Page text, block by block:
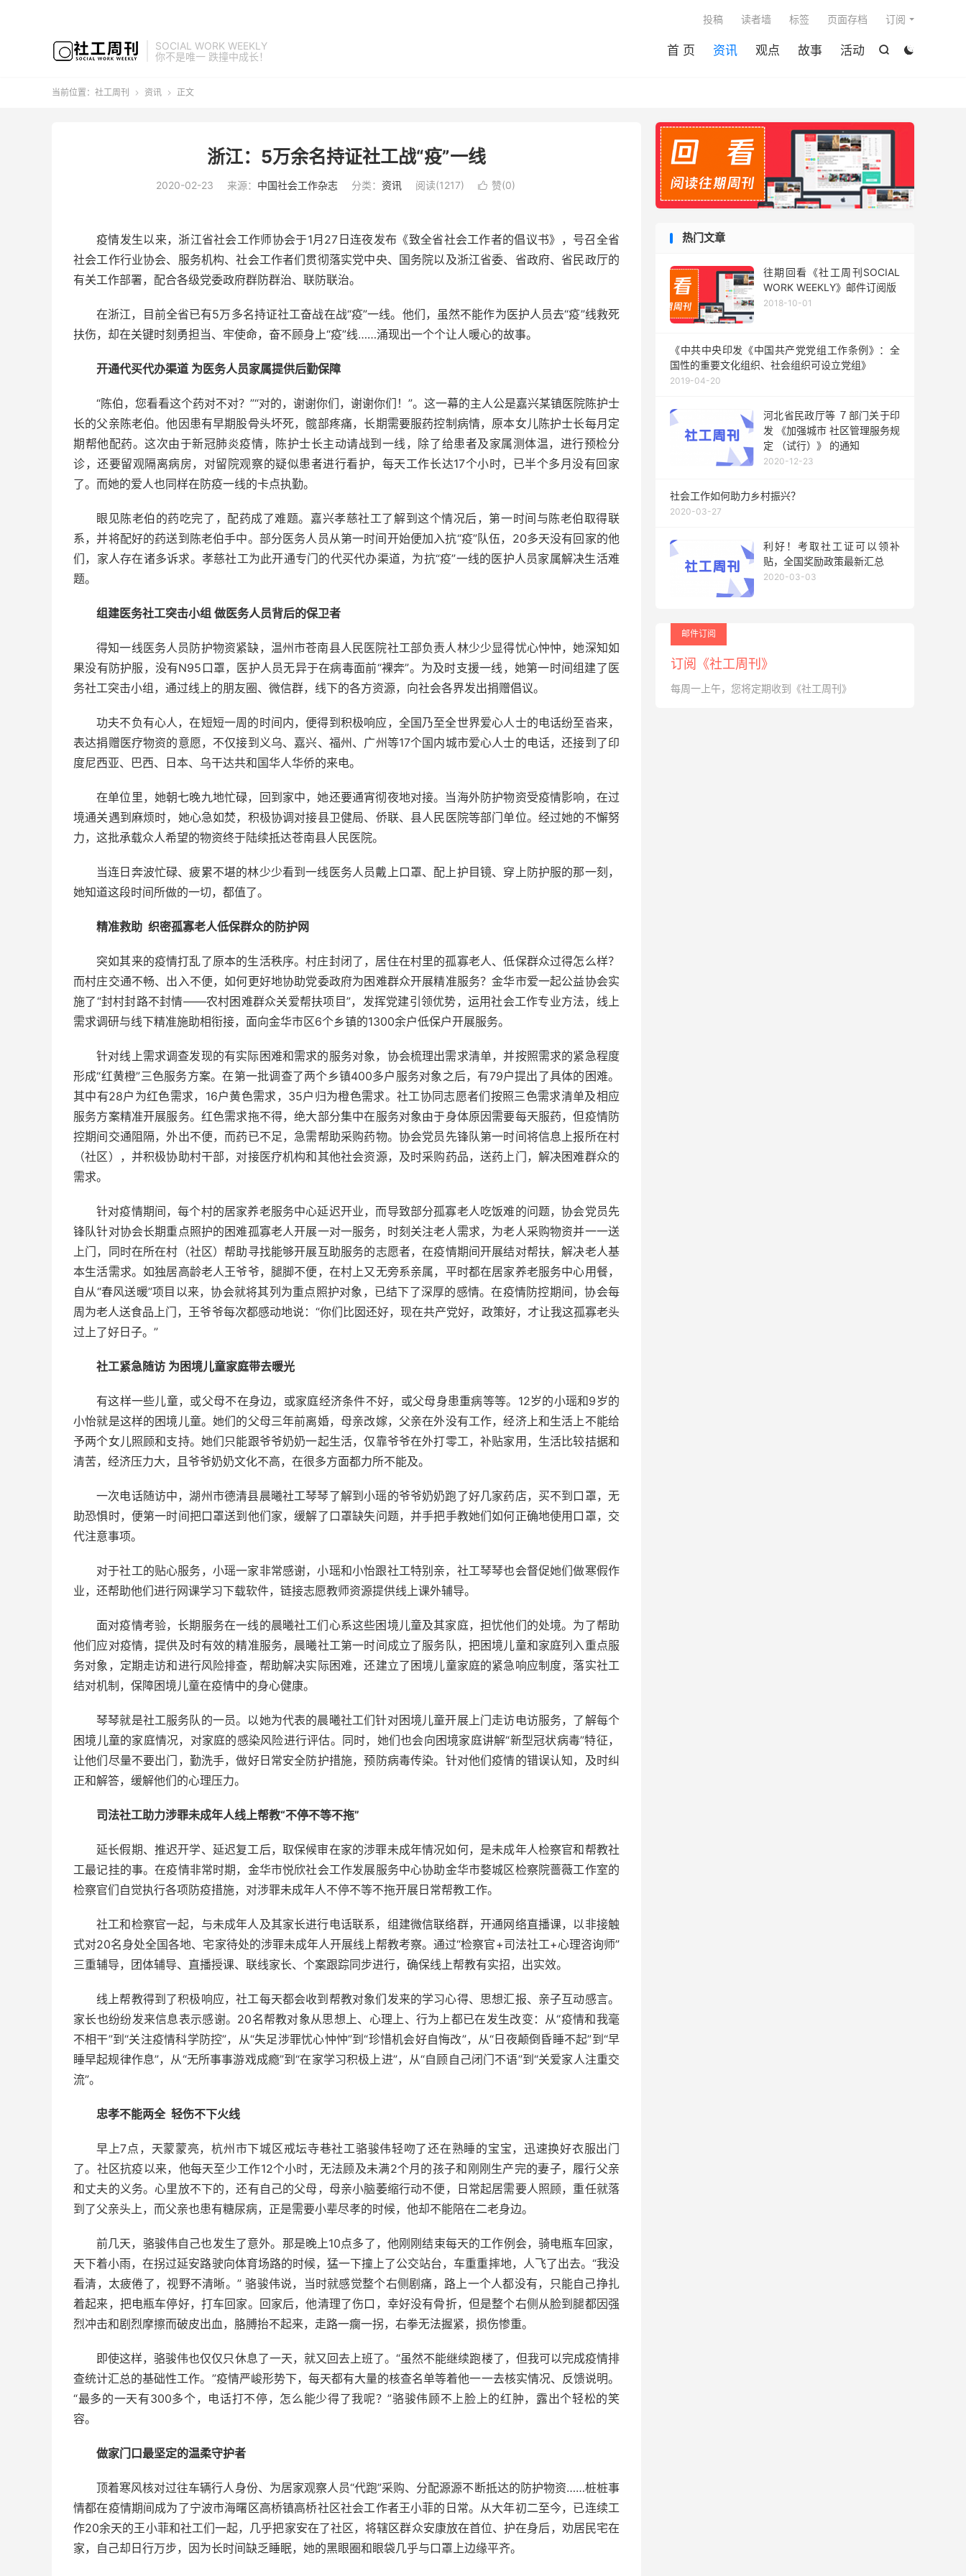
SOCIAL WORK WEEKLY
你不是唯一 跌撞中成长！


首 页 资讯 观点 故事 活动
投稿 读者墙 标签 页面存档 订阅
当前位置： 社工周刊  资讯  正文
浙江：5万余名持证社工战“疫”一线
2020-02-23 来源： 中国社会工作杂志 分类： 资讯 阅读(1217)  赞(0)
疫情发生以来，浙江省社会工作师协会于1月27日连夜发布《致全省社会工作者的倡议书》，号召全省
社会工作行业协会、服务机构、社会工作者们贯彻落实党中央、国务院以及浙江省委、省政府、省民政厅的
有关工作部署，配合各级党委政府群防群治、联防联治。
在浙江，目前全省已有5万多名持证社工奋战在战“疫”一线。他们，虽然不能作为医护人员去“疫”线救死
扶伤，却在关键时刻勇担当、牢使命，奋不顾身上“疫”线……涌现出一个个让人暖心的故事。
开通代买代办渠道 为医务人员家属提供后勤保障
“陈伯，您看看这个药对不对？”“对的，谢谢你们，谢谢你们！”。这一幕的主人公是嘉兴某镇医院陈护士
长的父亲陈老伯。他因患有早期股骨头坏死，髋部疼痛，长期需要服药控制病情，原本女儿陈护士长每月定
期帮他配药。这次由于新冠肺炎疫情，陈护士长主动请战到一线，除了给患者及家属测体温，进行预检分
诊，还要留观隔离病房，对留院观察的疑似患者进行看护，每天工作长达17个小时，已半个多月没有回家
了。而她的爱人也同样在防疫一线的卡点执勤。
眼见陈老伯的药吃完了，配药成了难题。嘉兴孝慈社工了解到这个情况后，第一时间与陈老伯取得联
系，并将配好的药送到陈老伯手中。部分医务人员从第一时间开始便加入抗“疫”队伍，20多天没有回家的他
们，家人存在诸多诉求。孝慈社工为此开通专门的代买代办渠道，为抗“疫”一线的医护人员家属解决生活难
题。
组建医务社工突击小组 做医务人员背后的保卫者
得知一线医务人员防护物资紧缺，温州市苍南县人民医院社工部负责人林少少显得忧心忡忡，她深知如
果没有防护服，没有N95口罩，医护人员无异于在病毒面前“裸奔”。为及时支援一线，她第一时间组建了医
务社工突击小组，通过线上的朋友圈、微信群，线下的各方资源，向社会各界发出捐赠倡议。
功夫不负有心人，在短短一周的时间内，便得到积极响应，全国乃至全世界爱心人士的电话纷至沓来，
表达捐赠医疗物资的意愿，不仅接到义乌、嘉兴、福州、广州等17个国内城市爱心人士的电话，还接到了印
度尼西亚、巴西、日本、乌干达共和国华人华侨的来电。
在单位里，她朝七晚九地忙碌，回到家中，她还要通宵彻夜地对接。当海外防护物资受疫情影响，在过
境通关遇到麻烦时，她心急如焚，积极协调对接县卫健局、侨联、县人民医院等部门单位。经过她的不懈努
力，这批承载众人希望的物资终于陆续抵达苍南县人民医院。
当连日奔波忙碌、疲累不堪的林少少看到一线医务人员戴上口罩、配上护目镜、穿上防护服的那一刻，
她知道这段时间所做的一切，都值了。
精准救助 织密孤寡老人低保群众的防护网
突如其来的疫情打乱了原本的生活秩序。村庄封闭了，居住在村里的孤寡老人、低保群众过得怎么样？
而村庄交通不畅、出入不便，如何更好地协助党委政府为困难群众开展精准服务？金华市爱一起公益协会实
施了“封村封路不封情——农村困难群众关爱帮扶项目”，发挥党建引领优势，运用社会工作专业方法，线上
需求调研与线下精准施助相衔接，面向金华市区6个乡镇的1300余户低保户开展服务。
针对线上需求调查发现的有实际困难和需求的服务对象，协会梳理出需求清单，并按照需求的紧急程度
形成“红黄橙”三色服务方案。在第一批调查了两个乡镇400多户服务对象之后，有79户提出了具体的困难。
其中有28户为红色需求，16户黄色需求，35户归为橙色需求。社工协同志愿者们按照三色需求清单及相应
服务方案精准开展服务。红色需求拖不得，绝大部分集中在服务对象由于身体原因需要每天服药，但疫情防
控期间交通阻隔，外出不便，而药已不足，急需帮助采购药物。协会党员先锋队第一时间将信息上报所在村
（社区），并积极协助村干部，对接医疗机构和其他社会资源，及时采购药品，送药上门，解决困难群众的
需求。
针对疫情期间，每个村的居家养老服务中心延迟开业，而导致部分孤寡老人吃饭难的问题，协会党员先
锋队针对协会长期重点照护的困难孤寡老人开展一对一服务，时刻关注老人需求，为老人采购物资并一一送
上门，同时在所在村（社区）帮助寻找能够开展互助服务的志愿者，在疫情期间开展结对帮扶，解决老人基
本生活需求。如独居高龄老人王爷爷，腿脚不便，在村上又无旁系亲属，平时都在居家养老服务中心用餐，
自从“春风送暖”项目以来，协会就将其列为重点照护对象，已结下了深厚的感情。在疫情防控期间，协会每
周为老人送食品上门，王爷爷每次都感动地说：“你们比囡还好，现在共产党好，政策好，才让我这孤寡老头
过上了好日子。”
社工紧急随访 为困境儿童家庭带去暖光
有这样一些儿童，或父母不在身边，或家庭经济条件不好，或父母身患重病等等。12岁的小瑶和9岁的
小怡就是这样的困境儿童。她们的父母三年前离婚，母亲改嫁，父亲在外没有工作，经济上和生活上不能给
予两个女儿照顾和支持。她们只能跟爷爷奶奶一起生活，仅靠爷爷在外打零工，补贴家用，生活比较拮据和
清苦，经济压力大，且爷爷奶奶文化不高，在很多方面都力所不能及。
一次电话随访中，湖州市德清县晨曦社工琴琴了解到小瑶的爷爷奶奶跑了好几家药店，买不到口罩，无
助恐惧时，便第一时间把口罩送到他们家，缓解了口罩缺失问题，并手把手教她们如何正确地使用口罩，交
代注意事项。
对于社工的贴心服务，小瑶一家非常感谢，小瑶和小怡跟社工特别亲，社工琴琴也会督促她们做寒假作
业，还帮助他们进行网课学习下载软件，链接志愿教师资源提供线上课外辅导。
面对疫情考验，长期服务在一线的晨曦社工们心系这些困境儿童及其家庭，担忧他们的处境。为了帮助
他们应对疫情，提供及时有效的精准服务，晨曦社工第一时间成立了服务队，把困境儿童和家庭列入重点服
务对象，定期走访和进行风险排查，帮助解决实际困难，还建立了困境儿童家庭的紧急响应制度，落实社工
结对机制，保障困境儿童在疫情中的身心健康。
琴琴就是社工服务队的一员。以她为代表的晨曦社工们针对困境儿童开展上门走访电访服务，了解每个
困境儿童的家庭情况，对家庭的感染风险进行评估。同时，她们也会向困境家庭讲解“新型冠状病毒”特征，
让他们尽量不要出门，勤洗手，做好日常安全防护措施，预防病毒传染。针对他们疫情的错误认知，及时纠
正和解答，缓解他们的心理压力。
司法社工助力涉罪未成年人线上帮教“不停不等不拖”
延长假期、推迟开学、延迟复工后，取保候审在家的涉罪未成年情况如何，是未成年人检察官和帮教社
工最记挂的事。在疫情非常时期，金华市悦欣社会工作发展服务中心协助金华市婺城区检察院蔷薇工作室的
检察官们自觉执行各项防疫措施，对涉罪未成年人不停不等不拖开展日常帮教工作。
社工和检察官一起，与未成年人及其家长进行电话联系，组建微信联络群，开通网络直播课，以非接触
式对20名身处全国各地、宅家待处的涉罪未成年人开展线上帮教考察。通过“检察官+司法社工+心理咨询师”
三重辅导，团体辅导、直播授课、联线家长、个案跟踪同步进行，确保线上帮教有实招，出实效。
线上帮教得到了积极响应，社工每天都会收到帮教对象们发来的学习心得、思想汇报、亲子互动感言。
家长也纷纷发来信息表示感谢。20名帮教对象从思想上、心理上、行为上都已在发生改变：从“疫情和我毫
不相干”到“关注疫情科学防控”，从“失足涉罪忧心忡忡”到“珍惜机会好自悔改”，从“日夜颠倒昏睡不起”到“早
睡早起规律作息”，从“无所事事游戏成瘾”到“在家学习积极上进”，从“自顾自己闭门不语”到“关爱家人注重交
流”。
忠孝不能两全 轻伤不下火线
早上7点，天蒙蒙亮，杭州市下城区戒坛寺巷社工骆骏伟轻吻了还在熟睡的宝宝，迅速换好衣服出门
了。社区抗疫以来，他每天至少工作12个小时，无法顾及未满2个月的孩子和刚刚生产完的妻子，履行父亲
和丈夫的义务。心里放不下的，还有自己的父母，母亲小脑萎缩行动不便，日常起居需要人照顾，重任就落
到了父亲头上，而父亲也患有糖尿病，正是需要小辈尽孝的时候，他却不能陪在二老身边。
前几天，骆骏伟自己也发生了意外。那是晚上10点多了，他刚刚结束每天的工作例会，骑电瓶车回家，
天下着小雨，在拐过延安路驶向体育场路的时候，猛一下撞上了公交站台，车重重摔地，人飞了出去。“我没
看清，太疲倦了，视野不清晰。” 骆骏伟说，当时就感觉整个右侧剧痛，路上一个人都没有，只能自己挣扎
着起来，把电瓶车停好，打车回家。回家后，他清理了伤口，幸好没有骨折，但是整个右侧从脸到腿都因强
烈冲击和剧烈摩擦而破皮出血，胳膊抬不起来，走路一瘸一拐，右拳无法握紧，损伤惨重。
即使这样，骆骏伟也仅仅只休息了一天，就又回去上班了。“虽然不能继续跑楼了，但我可以完成疫情排
查统计汇总的基础性工作。”疫情严峻形势下，每天都有大量的核查名单等着他一一去核实情况、反馈说明。
“最多的一天有300多个，电话打不停，怎么能少得了我呢？”骆骏伟顾不上脸上的红肿，露出个轻松的笑
容。
做家门口最坚定的温柔守护者
顶着寒风核对过往车辆行人身份、为居家观察人员“代跑”采购、分配源源不断抵达的防护物资……桩桩事
情都在疫情期间成为了宁波市海曙区高桥镇高桥社区社会工作者王小菲的日常。从大年初二至今，已连续工
作20余天的王小菲和社工们一起，几乎把家安在了社区，将辖区群众安康放在首位、护在身后，劝居民宅在
家，自己却日行万步，因为长时间缺乏睡眠，她的黑眼圈和眼袋几乎与口罩上边缘平齐。
热门文章
往期回看《社工周刊SOCIAL
WORK WEEKLY》邮件订阅版
2018-10-01
《中共中央印发《中国共产党党组工作条例》：全
国性的重要文化组织、社会组织可设立党组》
2019-04-20
河北省民政厅等 ７部门关于印
发 《加强城市 社区管理服务规
定 （试行）》 的通知
2020-12-23
社会工作如何助力乡村振兴？
2020-03-27
利好！考取社工证可以领补
贴，全国奖励政策最新汇总
2020-03-03
邮件订阅
订阅《社工周刊》
每周一上午，您将定期收到《社工周刊》